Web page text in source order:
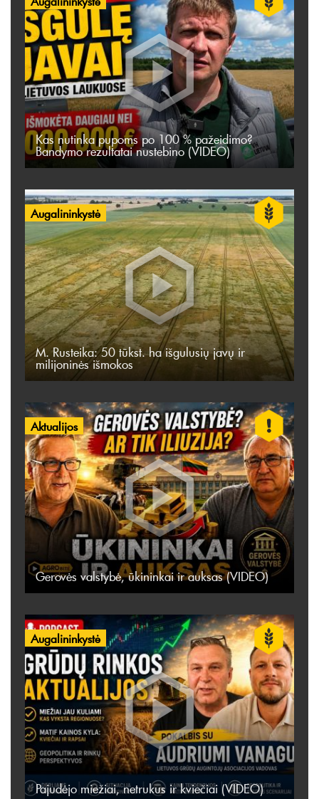
Kas nutinka pupoms po 100 % pažeidimo?
Bandymo rezultatai nustebino (VIDEO)
Augalininkystė
M. Rusteika: 50 tūkst. ha išgulusių javų ir
milijoninės išmokos
Aktualijos
Gerovės valstybė, ūkininkai ir auksas (VIDEO)
Augalininkystė
Pajudėjo miežiai, netrukus ir kviečiai (VIDEO)